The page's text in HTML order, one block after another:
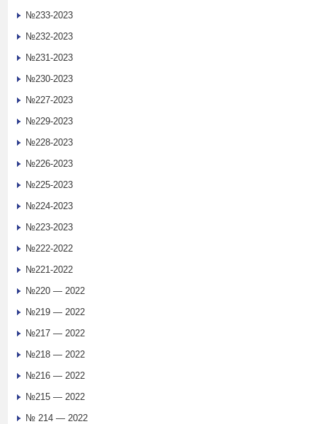
№233-2023
№232-2023
№231-2023
№230-2023
№227-2023
№229-2023
№228-2023
№226-2023
№225-2023
№224-2023
№223-2023
№222-2022
№221-2022
№220 — 2022
№219 — 2022
№217 — 2022
№218 — 2022
№216 — 2022
№215 — 2022
№ 214 — 2022